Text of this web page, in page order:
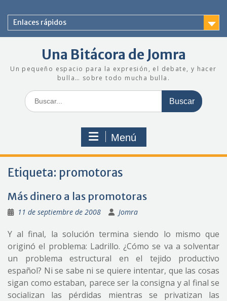
contenido
Enlaces rápidos
Una Bitácora de Jomra
Un pequeño espacio para la expresión, el debate, y hacer
bulla… sobre todo mucha bulla.
Buscar:
Menú
Etiqueta: promotoras
Más dinero a las promotoras
11 de septiembre de 2008 Jomra
Y al final, la solución termina siendo lo mismo que
originó el problema: Ladrillo. ¿Cómo se va a solventar
un problema estructural en el tejido productivo
español? Ni se sabe ni se quiere intentar, que las cosas
sigan como estaban, parece ser la consigna y al final se
socializan las pérdidas mientras se privatizan las